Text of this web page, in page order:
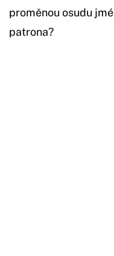
proměnou osudu
patrona?